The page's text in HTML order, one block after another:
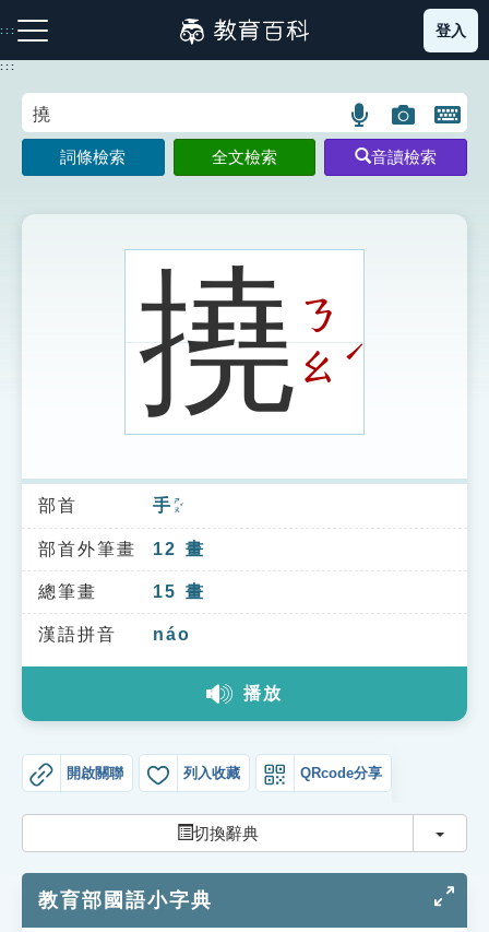
到
主
:::
注音索引圖示 筆畫索引圖示 部首索引表圖示
索引選單
知識索引
單字索引
生命大百科索引
教學應用
貓頭鷹博士
登入
:::
語
言
搜
示
圖
片
搜
開
鍵
圖
詞條檢索 全文檢索 音讀檢索
撓ㄋ
ㄠˊ
部首 手 ㄕㄡˇ
部首外筆畫 12 畫
總筆畫 15 畫
漢語拼音 náo
播放
開啟關聯 列入收藏 QRcode分享
切換辭典 切換
教育部國語小字典